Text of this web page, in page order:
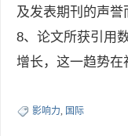
及发表期刊的声誉
8、论文所获引用
增长，这一趋势在
影响力, 国际